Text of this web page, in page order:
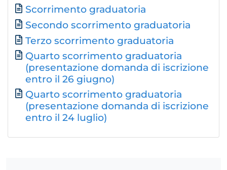
Scorrimento graduatoria
Secondo scorrimento graduatoria
Terzo scorrimento graduatoria
Quarto scorrimento graduatoria
(presentazione domanda di iscrizione
entro il 26 giugno)
Quarto scorrimento graduatoria
(presentazione domanda di iscrizione
entro il 24 luglio)